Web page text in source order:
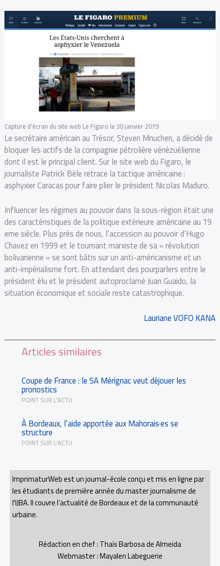
Capture d’écran du site web Le Figaro le 30 janvier 2019
Le secrétaire américain au Trésor, Steven Mnuchen, a décidé de
bloquer les actifs de la compagnie pétrolière vénézuélienne
dont il est le principal client. Sur le site web du Figaro, le
journaliste Patrick Bèle retrace la tactique américaine :
asphyxier Caracas pour faire plier le président Nicolas Maduro.
Influencer les régimes au pouvoir dans la sous-région était une
des caractéristiques de la politique extérieure américaine au 19
eme siècle. Plus près de nous, l’accession au pouvoir d’Hugo
Chavez en 1999 et le tournant marxiste de sa « révolution
bolivarienne » se sont bâtis sur un anti-américanisme et un
anti-impérialisme fort. En attendant des pourparlers entre le
président élu et le président autoproclamé Juan Guaido, la
situation économique et sociale reste catastrophique.
Lauriane VOFO KANA
Articles similaires
Coupe de France : le SA Mérignac veut déjouer les
pronostics
POINT SUR L'ACTU
À Bordeaux, l’aide apportée aux Mahorais·es se
structure
POINT SUR L'ACTU
ImprimaturWeb est un journal-école conçu et mis en ligne par
les étudiants de première année du master journalisme de
l'IJBA. Il couvre l’actualité de Bordeaux et de la communauté
urbaine.
Rédaction en chef : Thaïs Barbosa de Almeida
Webmaster : Mayalen Labeguerie